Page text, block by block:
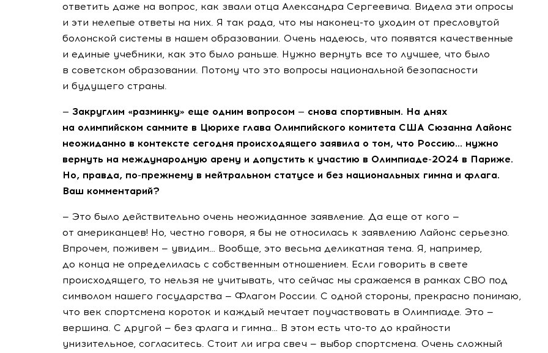
ответить даже на вопрос, как звали отца Александра Сергеевича. Видела эти опросы
и эти нелепые ответы на них. Я так рада, что мы наконец-то уходим от пресловутой
болонской системы в нашем образовании. Очень надеюсь, что появятся качественные
и единые учебники, как это было раньше. Нужно вернуть все то лучшее, что было
в советском образовании. Потому что это вопросы национальной безопасности
и будущего страны.
— Закруглим «разминку» еще одним вопросом — снова спортивным. На днях
на олимпийском саммите в Цюрихе глава Олимпийского комитета США Сюзанна Лайонс
неожиданно в контексте сегодня происходящего заявила о том, что Россию… нужно
вернуть на международную арену и допустить к участию в Олимпиаде-2024 в Париже.
Но, правда, по-прежнему в нейтральном статусе и без национальных гимна и флага.
Ваш комментарий?
— Это было действительно очень неожиданное заявление. Да еще от кого —
от американцев! Но, честно говоря, я бы не относилась к заявлению Лайонс серьезно.
Впрочем, поживем — увидим… Вообще, это весьма деликатная тема. Я, например,
до конца не определилась с собственным отношением. Если говорить в свете
происходящего, то нельзя не учитывать, что сейчас мы сражаемся в рамках СВО под
символом нашего государства — Флагом России. С одной стороны, прекрасно понимаю,
что век спортсмена короток и каждый мечтает поучаствовать в Олимпиаде. Это —
вершина. С другой — без флага и гимна… В этом есть что-то до крайности
унизительное, согласитесь. Стоит ли игра свеч — выбор спортсмена. Очень сложный